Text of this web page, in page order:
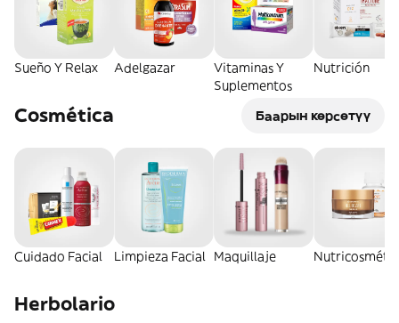
Sueño Y Relax Adelgazar
Vitaminas Y
Suplementos
Nutrición
Cosmética Баарын көрсөтүү
Cuidado Facial Limpieza Facial Maquillaje
Herbolario